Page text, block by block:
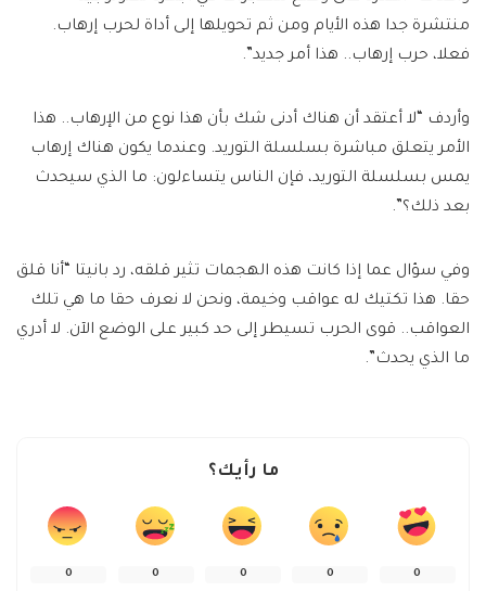
منتشرة جدا هذه الأيام ومن ثم تحويلها إلى أداة لحرب إرهاب.
فعلا، حرب إرهاب.. هذا أمر جديد”.
وأردف “لا أعتقد أن هناك أدنى شك بأن هذا نوع من الإرهاب.. هذا
الأمر يتعلق مباشرة بسلسلة التوريد. وعندما يكون هناك إرهاب
يمس بسلسلة التوريد، فإن الناس يتساءلون: ما الذي سيحدث
بعد ذلك؟”.
وفي سؤال عما إذا كانت هذه الهجمات تثير قلقه، رد بانيتا “أنا قلق
حقا. هذا تكتيك له عواقب وخيمة، ونحن لا نعرف حقا ما هي تلك
العواقب.. قوى الحرب تسيطر إلى حد كبير على الوضع الآن. لا أدري
ما الذي يحدث”.
ما رأيك؟
0
0
0
0
0